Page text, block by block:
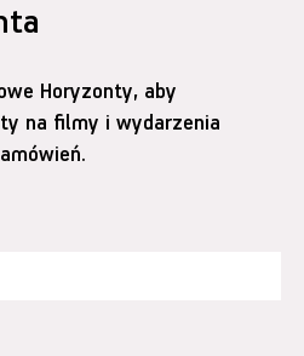
Horyzonty, aby
na filmy i wydarzenia